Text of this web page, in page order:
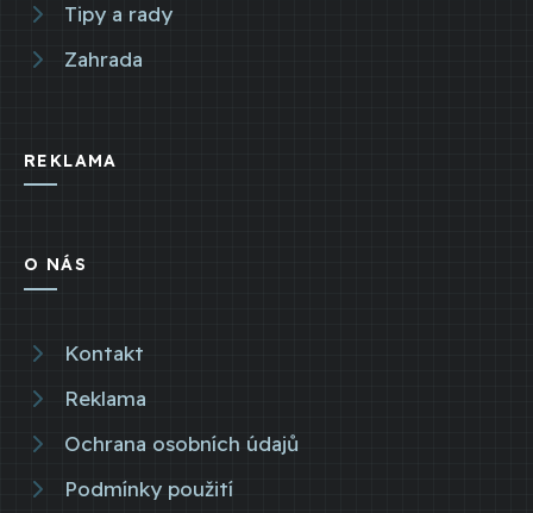
Tipy a rady
Zahrada
REKLAMA
O NÁS
Kontakt
Reklama
Ochrana osobních údajů
Podmínky použití